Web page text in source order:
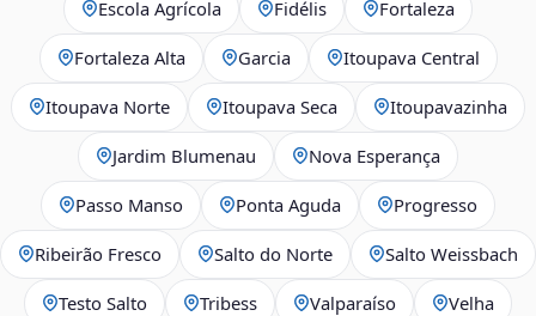
Escola Agrícola Fidélis Fortaleza
Fortaleza Alta Garcia Itoupava Central
Itoupava Norte Itoupava Seca Itoupavazinha
Jardim Blumenau Nova Esperança
Passo Manso Ponta Aguda Progresso
Ribeirão Fresco Salto do Norte Salto Weissbach
Testo Salto Tribess Valparaíso Velha